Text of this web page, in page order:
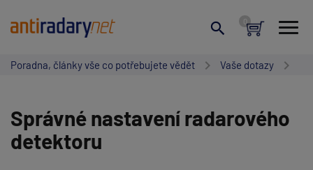
Poradna, články vše co potřebujete vědět Vaše dotazy
Správné nastavení radarového
detektoru